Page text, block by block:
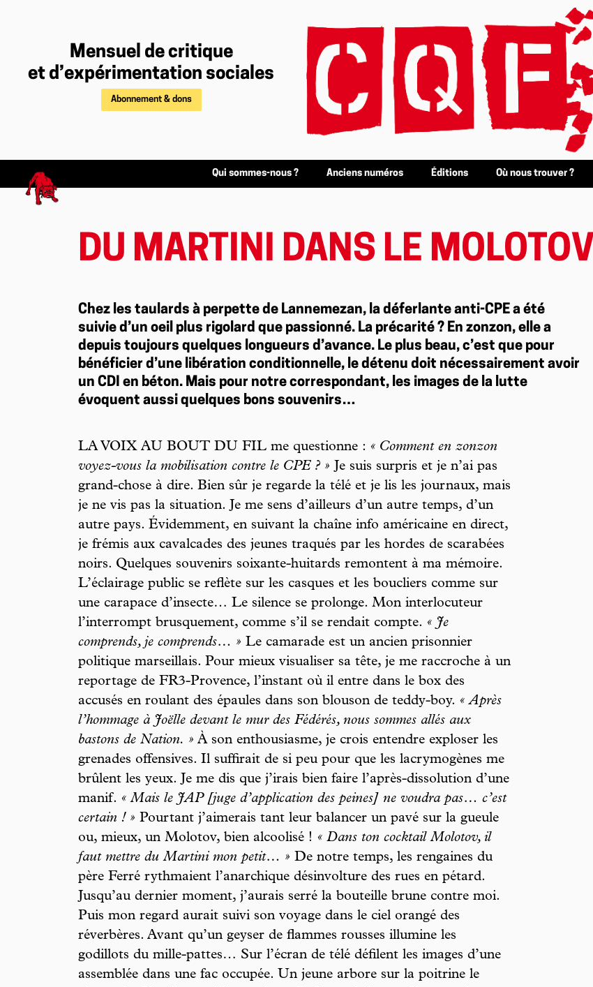
Mensuel de critique
et d’expérimentation sociales
Abonnement & dons
Qui sommes-nous ? Anciens numéros Éditions Où nous trouver ?
DU MARTINI DANS LE MOLOTOV
Chez les taulards à perpette de Lannemezan, la déferlante anti-CPE a été
suivie d’un oeil plus rigolard que passionné. La précarité ? En zonzon, elle a
depuis toujours quelques longueurs d’avance. Le plus beau, c’est que pour
bénéficier d’une libération conditionnelle, le détenu doit nécessairement avoir
un CDI en béton. Mais pour notre correspondant, les images de la lutte
évoquent aussi quelques bons souvenirs…
LA VOIX AU BOUT DU FIL me questionne : « Comment en zonzon
voyez-vous la mobilisation contre le CPE ? » Je suis surpris et je n’ai pas
grand-chose à dire. Bien sûr je regarde la télé et je lis les journaux, mais
je ne vis pas la situation. Je me sens d’ailleurs d’un autre temps, d’un
autre pays. Évidemment, en suivant la chaîne info américaine en direct,
je frémis aux cavalcades des jeunes traqués par les hordes de scarabées
noirs. Quelques souvenirs soixante-huitards remontent à ma mémoire.
L’éclairage public se reflète sur les casques et les boucliers comme sur
une carapace d’insecte… Le silence se prolonge. Mon interlocuteur
l’interrompt brusquement, comme s’il se rendait compte. « Je
comprends, je comprends… » Le camarade est un ancien prisonnier
politique marseillais. Pour mieux visualiser sa tête, je me raccroche à un
reportage de FR3-Provence, l’instant où il entre dans le box des
accusés en roulant des épaules dans son blouson de teddy-boy. « Après
l’hommage à Joëlle devant le mur des Fédérés, nous sommes allés aux
bastons de Nation. » À son enthousiasme, je crois entendre exploser les
grenades offensives. Il suffirait de si peu pour que les lacrymogènes me
brûlent les yeux. Je me dis que j’irais bien faire l’après-dissolution d’une
manif. « Mais le JAP [juge d’application des peines] ne voudra pas… c’est
certain ! » Pourtant j’aimerais tant leur balancer un pavé sur la gueule
ou, mieux, un Molotov, bien alcoolisé ! « Dans ton cocktail Molotov, il
faut mettre du Martini mon petit… » De notre temps, les rengaines du
père Ferré rythmaient l’anarchique désinvolture des rues en pétard.
Jusqu’au dernier moment, j’aurais serré la bouteille brune contre moi.
Puis mon regard aurait suivi son voyage dans le ciel orangé des
réverbères. Avant qu’un geyser de flammes rousses illumine les
godillots du mille-pattes… Sur l’écran de télé défilent les images d’une
assemblée dans une fac occupée. Un jeune arbore sur la poitrine le